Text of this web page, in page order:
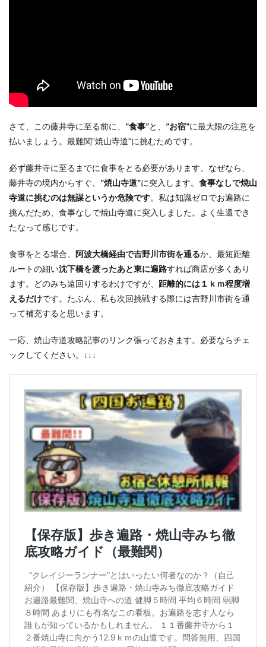
さて、この藤井寺に至る前に、 ”食事”と、 ”お宿”に最大限の注意を
払いましょう。最難関”焼山寺道”に挑むためです。
必ず藤井寺に至るまでに食事をとる必要があります。なぜなら、
藤井寺の境内からすぐ、 ”焼山寺道”に突入します。 食事なしで焼山
寺道に挑むのは無謀というか危険です。私は知識ゼロでお遍路に
挑んだため、食事なしで焼山寺道に突入しました。よく生還でき
たなって感じです。
食事をとる場合、 阿波大橋経由で吉野川市街を通るか、最短距離
ルートの細い沈下橋を渡ったあと東に遍路すれば商店が多くあり
ます。どのみち遠回りするわけですが、 距離的には１ｋｍ程度増
えるだけです。たぶん、私も次回挑戦する際には吉野川市街を通
って補充すると思います。
一応、焼山寺道攻略記事のリンク張っておきます。必要ならチェ
ックしてください。↓↓↓